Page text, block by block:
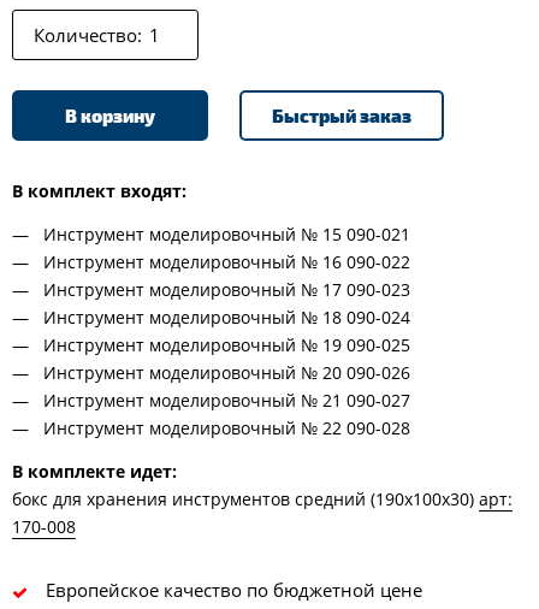
Количество:
В корзину Быстрый заказ
В комплект входят:
Инструмент моделировочный № 15 090-021
Инструмент моделировочный № 16 090-022
Инструмент моделировочный № 17 090-023
Инструмент моделировочный № 18 090-024
Инструмент моделировочный № 19 090-025
Инструмент моделировочный № 20 090-026
Инструмент моделировочный № 21 090-027
Инструмент моделировочный № 22 090-028
В комплекте идет:
бокс для хранения инструментов средний (190х100х30) арт:
170-008
Европейское качество по бюджетной цене